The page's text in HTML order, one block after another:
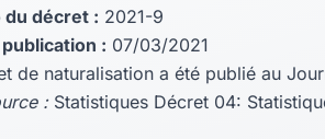
du décret : 2021-9
: 07/03/2021
de naturalisation a été publié au
:Statistiques Décret 04: